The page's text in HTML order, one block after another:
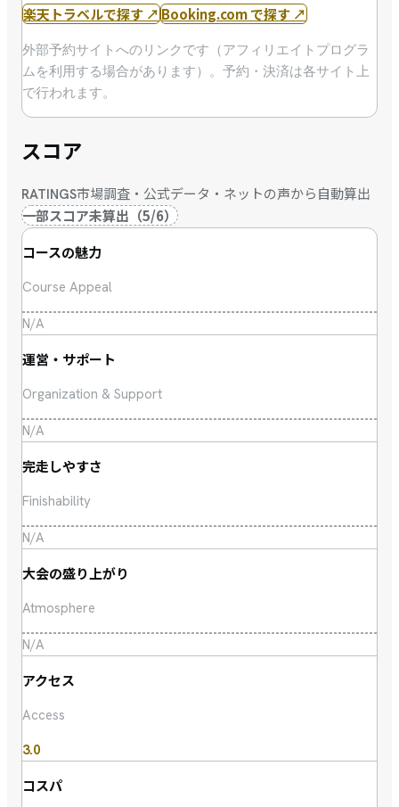
楽天トラベルで探す ↗Booking.com で探す ↗
外部予約サイトへのリンクです（アフィリエイトプログラ
ムを利用する場合があります）。予約・決済は各サイト上
で行われます。
スコア
RATINGS市場調査・公式データ・ネットの声から自動算出
一部スコア未算出 （5/6）
コースの魅力
Course Appeal
N/A
運営・サポート
Organization & Support
N/A
完走しやすさ
Finishability
N/A
大会の盛り上がり
Atmosphere
N/A
アクセス
Access
3.0
コスパ